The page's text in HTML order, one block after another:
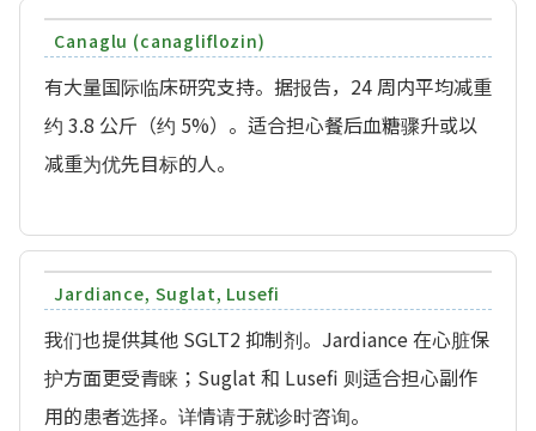
Canaglu (canagliflozin)
有大量国际临床研究支持。据报告，24 周内平均减重
约 3.8 公斤（约 5%）。适合担心餐后血糖骤升或以
减重为优先目标的人。
Jardiance, Suglat, Lusefi
我们也提供其他 SGLT2 抑制剂。Jardiance 在心脏保
护方面更受青睐；Suglat 和 Lusefi 则适合担心副作
用的患者选择。详情请于就诊时咨询。